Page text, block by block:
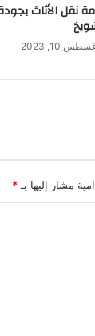
نقل الأثاث
10, 2023
مشار إليها بـ*